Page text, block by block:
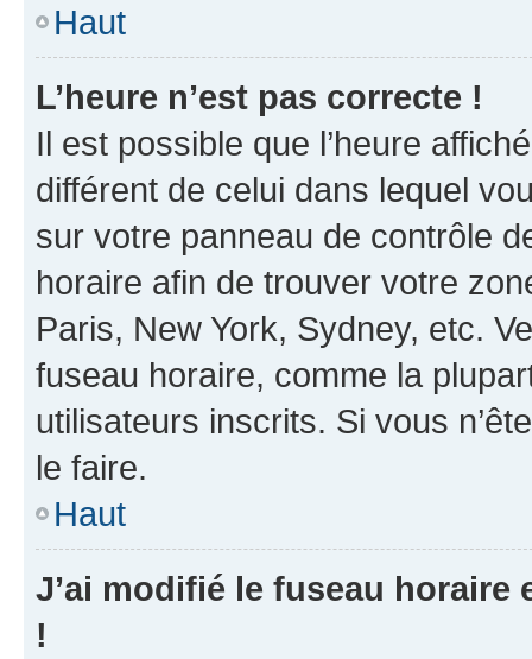
Haut
L’heure n’est pas correcte !
Il est possible que l’heure
différent de celui dans lequel
sur votre panneau de contrôle
horaire afin de trouver votre
Paris, New York, Sydney, etc.
fuseau horaire, comme la
utilisateurs inscrits. Si vous
le faire.
Haut
J’ai modifié le fuseau horaire
!